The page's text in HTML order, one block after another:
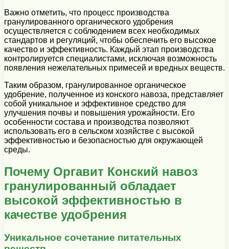
Важно отметить, что процесс производства
гранулированного органического удобрения
осуществляется с соблюдением всех необходимых
стандартов и регуляций, чтобы обеспечить его высокое
качество и эффективность. Каждый этап производства
контролируется специалистами, исключая возможность
появления нежелательных примесей и вредных веществ.
Таким образом, гранулированное органическое
удобрение, полученное из конского навоза, представляет
собой уникальное и эффективное средство для
улучшения почвы и повышения урожайности. Его
особенности состава и производства позволяют
использовать его в сельском хозяйстве с высокой
эффективностью и безопасностью для окружающей
среды.
Почему Оргавит Конский навоз
гранулированный обладает
высокой эффективностью в
качестве удобрения
Уникальное сочетание питательных